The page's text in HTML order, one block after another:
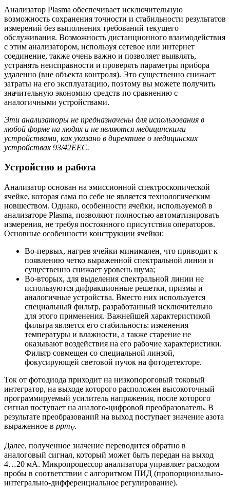
Анализатор Plasma обеспечивает исключительную
возможность сохранения точности и стабильности результатов
измерений без выполнения требований текущего
обслуживания. Возможность дистанционного взаимодействия
с этим анализатором, используя сетевое или интернет
соединение, также очень важно и позволяет выявлять,
устранять неисправности и проверять параметры прибора
удаленно (вне объекта контроля). Это существенно снижает
затраты на его эксплуатацию, поэтому вы можете получить
значительную экономию средств по сравнению с
аналогичными устройствами.
Эти анализаторы не предназначены для использования в
любой форме на людях и не являются медицинскими
устройствами, как указано в директиве о медицинских
устройствах 93/42EEC.
Устройство и работа
Анализатор основан на эмиссионной спектроскопической
ячейке, которая сама по себе не является технологическим
новшеством. Однако, особенности ячейки, используемой в
анализаторе Plasma, позволяют полностью автоматизировать
измерения, не требуя постоянного присутствия операторов.
Основные особенности конструкции ячейки:
Во-первых, нагрев ячейки минимален, что приводит к
появлению четко выраженной спектральной линии и
существенно снижает уровень шума;
Во-вторых, для выделения спектральной линии не
используются дифракционные решетки, призмы и
аналогичные устройства. Вместо них используется
специальный фильтр, разработанный исключительно
для этого применения. Важнейшей характеристикой
фильтра является его стабильность: изменения
температуры и влажности, а также старение не
оказывают воздействия на его рабочие характеристики.
Фильтр совмещен со специальной линзой,
фокусирующей световой пучок на фотодетекторе.
Ток от фотодиода приходит на низкопороговый токовый
интегратор, на выходе которого расположен высокоточный
программируемый усилитель напряжения, после которого
сигнал поступает на аналого-цифровой преобразователь. В
результате преобразований на выход поступает значение азота
выраженное в ppmV.
Далее, полученное значение переводится обратно в
аналоговый сигнал, который может быть передан на выход
4…20 мА. Микропроцессор анализатора управляет расходом
пробы в соответствии с алгоритмом ПИД (пропорционально-
интегрально-дифференциальное регулирование).